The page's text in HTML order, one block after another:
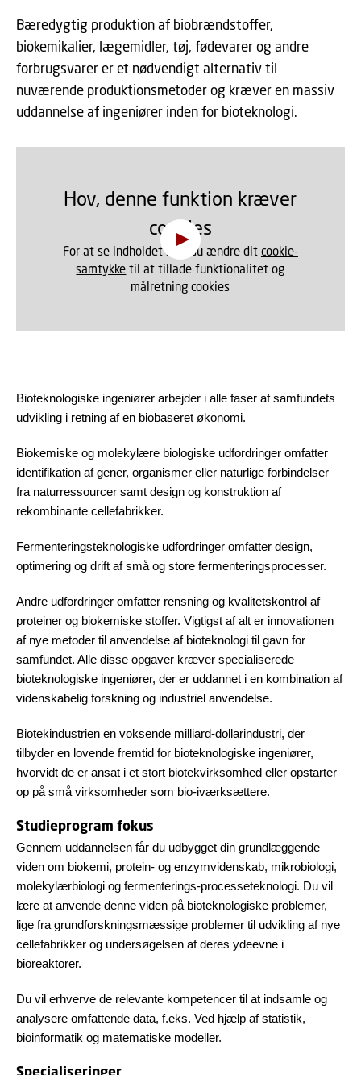
Bæredygtig produktion af biobrændstoffer,
biokemikalier, lægemidler, tøj, fødevarer og andre
forbrugsvarer er et nødvendigt alternativ til
nuværende produktionsmetoder og kræver en massiv
uddannelse af ingeniører inden for bioteknologi.
Hov, denne funktion kræver
cookies
For at se indholdet skal du ændre dit cookie-
samtykke til at tillade funktionalitet og
målretning cookies
Bioteknologiske ingeniører arbejder i alle faser af samfundets
udvikling i retning af en biobaseret økonomi.
Biokemiske og molekylære biologiske udfordringer omfatter
identifikation af gener, organismer eller naturlige forbindelser
fra naturressourcer samt design og konstruktion af
rekombinante cellefabrikker.
Fermenteringsteknologiske udfordringer omfatter design,
optimering og drift af små og store fermenteringsprocesser.
Andre udfordringer omfatter rensning og kvalitetskontrol af
proteiner og biokemiske stoffer. Vigtigst af alt er innovationen
af nye metoder til anvendelse af bioteknologi til gavn for
samfundet. Alle disse opgaver kræver specialiserede
bioteknologiske ingeniører, der er uddannet i en kombination af
videnskabelig forskning og industriel anvendelse.
Biotekindustrien en voksende milliard-dollarindustri, der
tilbyder en lovende fremtid for bioteknologiske ingeniører,
hvorvidt de er ansat i et stort biotekvirksomhed eller opstarter
op på små virksomheder som bio-iværksættere.
Studieprogram fokus
Gennem uddannelsen får du udbygget din grundlæggende
viden om biokemi, protein- og enzymvidenskab, mikrobiologi,
molekylærbiologi og fermenterings-processeteknologi. Du vil
lære at anvende denne viden på bioteknologiske problemer,
lige fra grundforskningsmæssige problemer til udvikling af nye
cellefabrikker og undersøgelsen af deres ydeevne i
bioreaktorer.
Du vil erhverve de relevante kompetencer til at indsamle og
analysere omfattende data, f.eks. Ved hjælp af statistik,
bioinformatik og matematiske modeller.